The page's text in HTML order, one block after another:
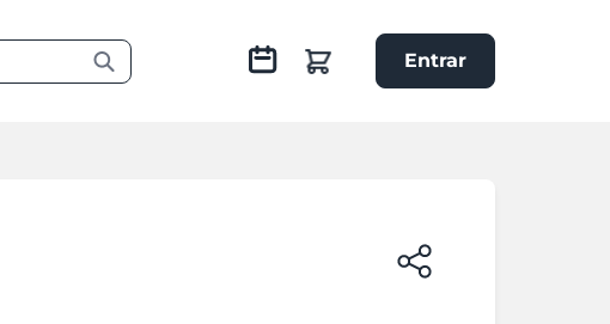
Entrar